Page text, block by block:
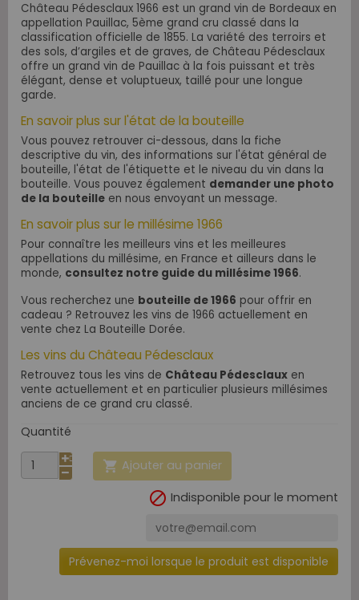
Château Pédesclaux 1966 est un grand vin de Bordeaux en
appellation Pauillac, 5ème grand cru classé dans la
classification officielle de 1855. La variété des terroirs et
des sols, d’argiles et de graves, de Château Pédesclaux
offre un grand vin de Pauillac à la fois puissant et très
élégant, dense et voluptueux, taillé pour une longue
garde.
En savoir plus sur l'état de la bouteille
Vous pouvez retrouver ci-dessous, dans la fiche
descriptive du vin, des informations sur l'état général de
bouteille, l'état de l'étiquette et le niveau du vin dans la
bouteille. Vous pouvez également demander une photo
de la bouteille en nous envoyant un message.
En savoir plus sur le millésime 1966
Pour connaître les meilleurs vins et les meilleures
appellations du millésime, en France et ailleurs dans le
monde, consultez notre guide du millésime 1966.
Vous recherchez une bouteille de 1966 pour offrir en
cadeau ? Retrouvez les vins de 1966 actuellement en
vente chez La Bouteille Dorée.
Les vins du Château Pédesclaux
Retrouvez tous les vins de Château Pédesclaux en
vente actuellement et en particulier plusieurs millésimes
anciens de ce grand cru classé.
Quantité
 Ajouter au panier
 Indisponible pour le moment
Prévenez-moi lorsque le produit est disponible